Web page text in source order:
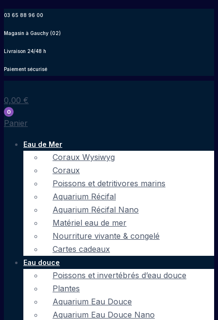
contenu
03 65 88 96 00
Magasin à Gauchy (02)
Livraison 24/48 h
Paiement sécurisé
0,00 €
0
Panier
Eau de Mer
Coraux Wysiwyg
Coraux
Poissons et detritivores marins
Aquarium Récifal
Aquarium Récifal Nano
Matériel eau de mer
Nourriture vivante & congelé
Cartes cadeaux
Eau douce
Poissons et invertébrés d’eau douce
Plantes
Aquarium Eau Douce
Aquarium Eau Douce Nano